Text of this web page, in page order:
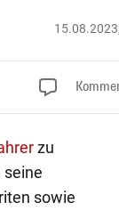
zu
seine
sowie